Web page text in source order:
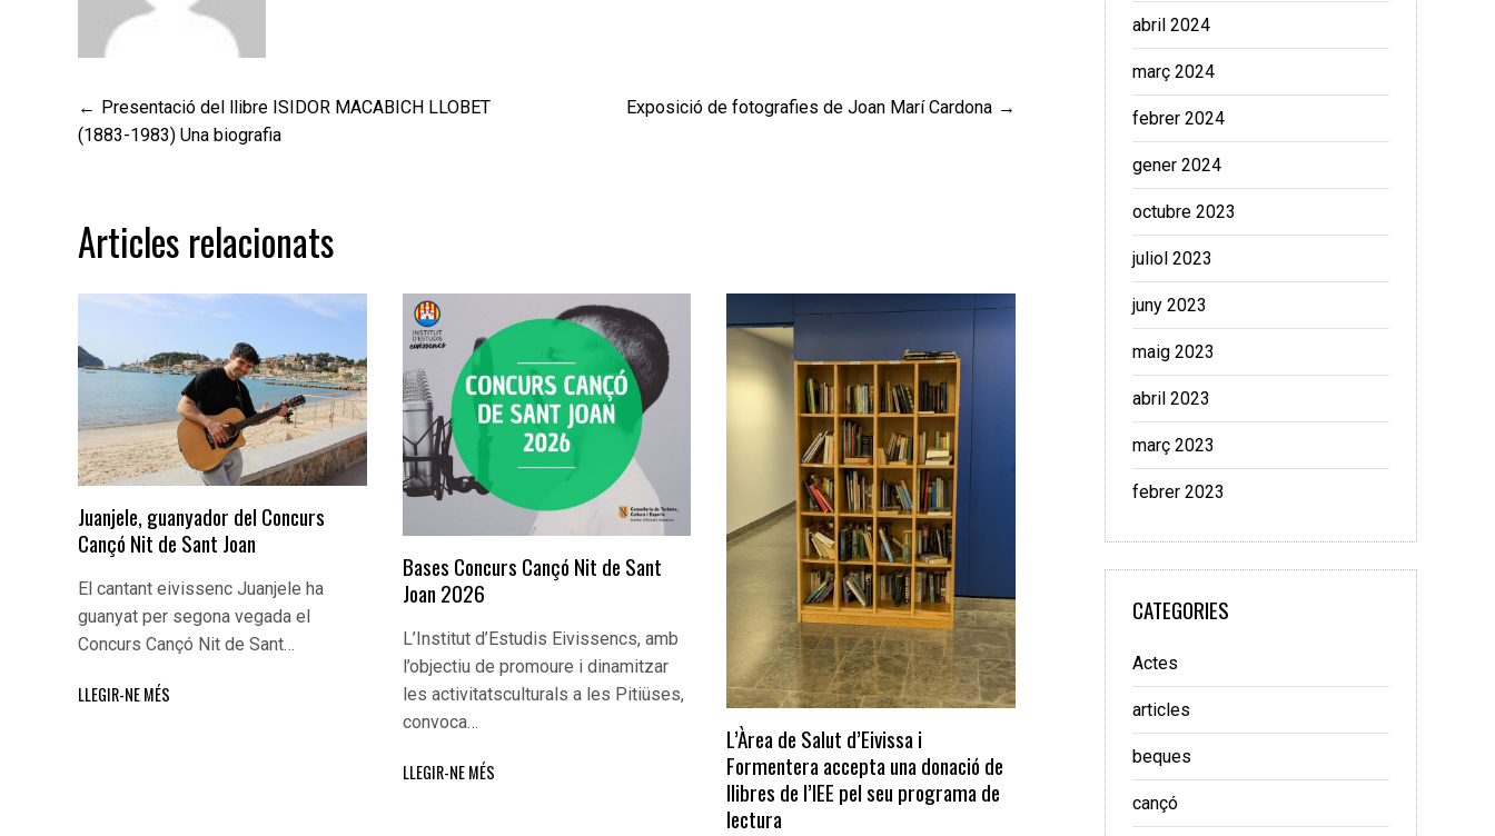
Navegació
d'entrades
Presentació del llibre ISIDOR MACABICH LLOBET
(1883-1983) Una biografia
Exposició de fotografies de Joan Marí Cardona
Articles relacionats
Juanjele, guanyador del Concurs
Cançó Nit de Sant Joan
El cantant eivissenc Juanjele ha
guanyat per segona vegada el
Concurs Cançó Nit de Sant…
LLEGIR-NE MÉS
Bases Concurs Cançó Nit de Sant
Joan 2026
L’Institut d’Estudis Eivissencs, amb
l’objectiu de promoure i dinamitzar
les activitatsculturals a les Pitiüses,
convoca…
LLEGIR-NE MÉS
L’Àrea de Salut d’Eivissa i
Formentera accepta una donació de
llibres de l’IEE pel seu programa de
lectura
abril 2024
març 2024
febrer 2024
gener 2024
octubre 2023
juliol 2023
juny 2023
maig 2023
abril 2023
març 2023
febrer 2023
CATEGORIES
Actes
articles
beques
cançó